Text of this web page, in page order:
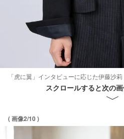
「虎に翼」インタビューに応じた伊藤沙
スクロールすると次の
( 画像2/10 )